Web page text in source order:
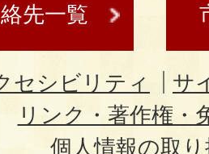
先一覧
セシビリティ
サ
リンク・著作権・
個人情報の取